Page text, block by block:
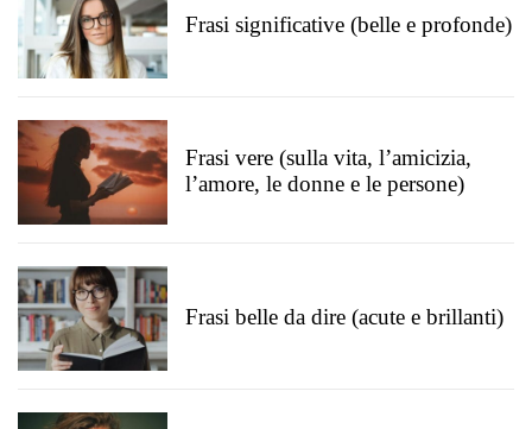
Frasi significative (belle e profonde)
Frasi vere (sulla vita, l’amicizia,
l’amore, le donne e le persone)
Frasi belle da dire (acute e brillanti)